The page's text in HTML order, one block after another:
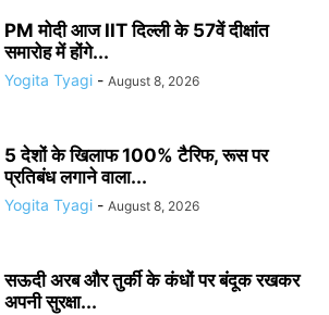
PM मोदी आज IIT दिल्ली के 57वें दीक्षांत
समारोह में होंगे...
Yogita Tyagi - August 8, 2026
5 देशों के खिलाफ 100% टैरिफ, रूस पर
प्रतिबंध लगाने वाला...
Yogita Tyagi - August 8, 2026
सऊदी अरब और तुर्की के कंधों पर बंदूक रखकर
अपनी सुरक्षा...